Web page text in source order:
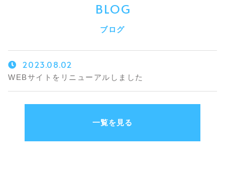
BLOG
ブログ
2023.08.02
WEBサイトをリニューアルしました
一覧を見る